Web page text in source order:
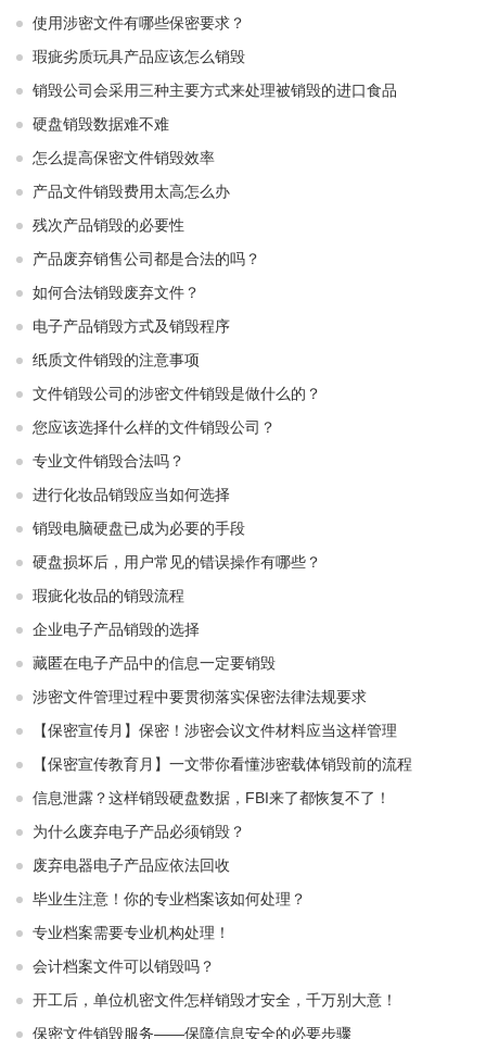
使用涉密文件有哪些保密要求？
瑕疵劣质玩具产品应该怎么销毁
销毁公司会采用三种主要方式来处理被销毁的进口食品
硬盘销毁数据难不难
怎么提高保密文件销毁效率
产品文件销毁费用太高怎么办
残次产品销毁的必要性
产品废弃销售公司都是合法的吗？
如何合法销毁废弃文件？
电子产品销毁方式及销毁程序
纸质文件销毁的注意事项
文件销毁公司的涉密文件销毁是做什么的？
您应该选择什么样的文件销毁公司？
专业文件销毁合法吗？
进行化妆品销毁应当如何选择
销毁电脑硬盘已成为必要的手段
硬盘损坏后，用户常见的错误操作有哪些？
瑕疵化妆品的销毁流程
企业电子产品销毁的选择
藏匿在电子产品中的信息一定要销毁
涉密文件管理过程中要贯彻落实保密法律法规要求
【保密宣传月】保密！涉密会议文件材料应当这样管理
【保密宣传教育月】一文带你看懂涉密载体销毁前的流程
信息泄露？这样销毁硬盘数据，FBI来了都恢复不了！
为什么废弃电子产品必须销毁？
废弃电器电子产品应依法回收
毕业生注意！你的专业档案该如何处理？
专业档案需要专业机构处理！
会计档案文件可以销毁吗？
开工后，单位机密文件怎样销毁才安全，千万别大意！
保密文件销毁服务——保障信息安全的必要步骤